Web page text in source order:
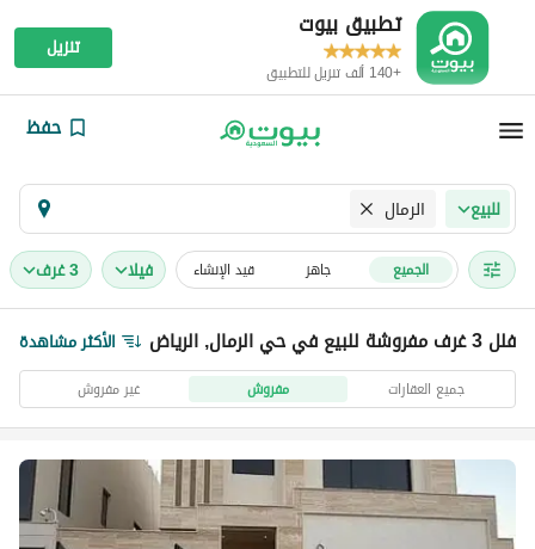
تطبيق بيوت
+140 ألف تنزيل للتطبيق
تنزيل
حفظ
للبيع الرمال
الجميع جاهز قيد الإنشاء فیلا 3 غرف
فلل 3 غرف مفروشة للبيع في حي الرمال, الرياض الأكثر مشاهدة
جميع العقارات مفروش غير مفروش